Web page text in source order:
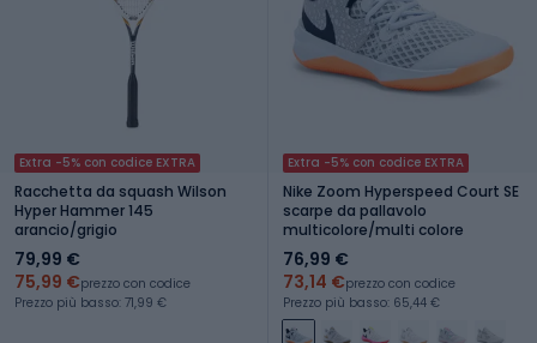
Extra -5% con codice EXTRA
Racchetta da squash Wilson
Hyper Hammer 145
arancio/grigio
79,99 €
75,99 €prezzo con codice
Prezzo più basso: 71,99 €
Extra -5% con codice EXTRA
Nike Zoom Hyperspeed Court SE
scarpe da pallavolo
multicolore/multi colore
76,99 €
73,14 €prezzo con codice
Prezzo più basso: 65,44 €